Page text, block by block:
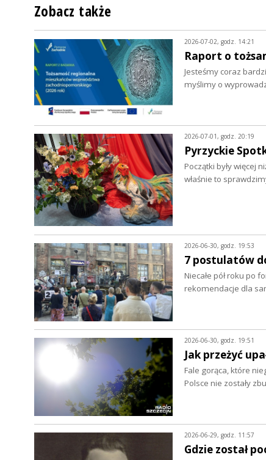
Zobacz także
2026-07-02, godz. 14:21
Raport o
Jesteśmy coraz
myślimy o
2026-07-01, godz. 20:19
Pyrzyckie
Początki były więcej
właśnie to
2026-06-30, godz. 19:53
7 postulatów
Niecałe pół roku po
rekomendacje dla
2026-06-30, godz. 19:51
Jak przeżyć
Fale gorąca, które
Polsce nie zostały
2026-06-29, godz. 11:57
Gdzie został